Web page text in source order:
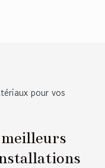
pour vos